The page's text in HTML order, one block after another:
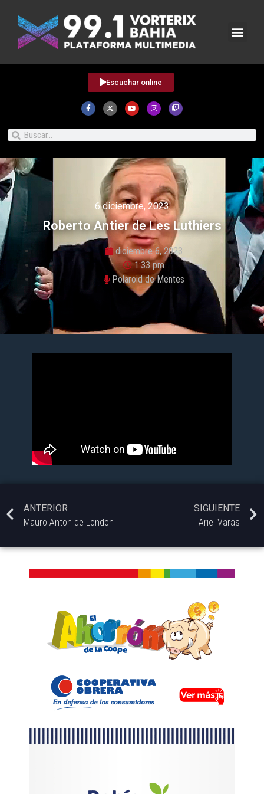
Escuchar online
6 diciembre, 2023
Roberto Antier de Les Luthiers
diciembre 6, 2023
1:33 pm
Polaroid de Mentes
ANTERIOR
Mauro Anton de London
SIGUIENTE
Ariel Varas